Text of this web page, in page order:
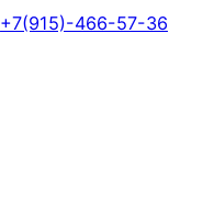
+7(915)-466-57-36